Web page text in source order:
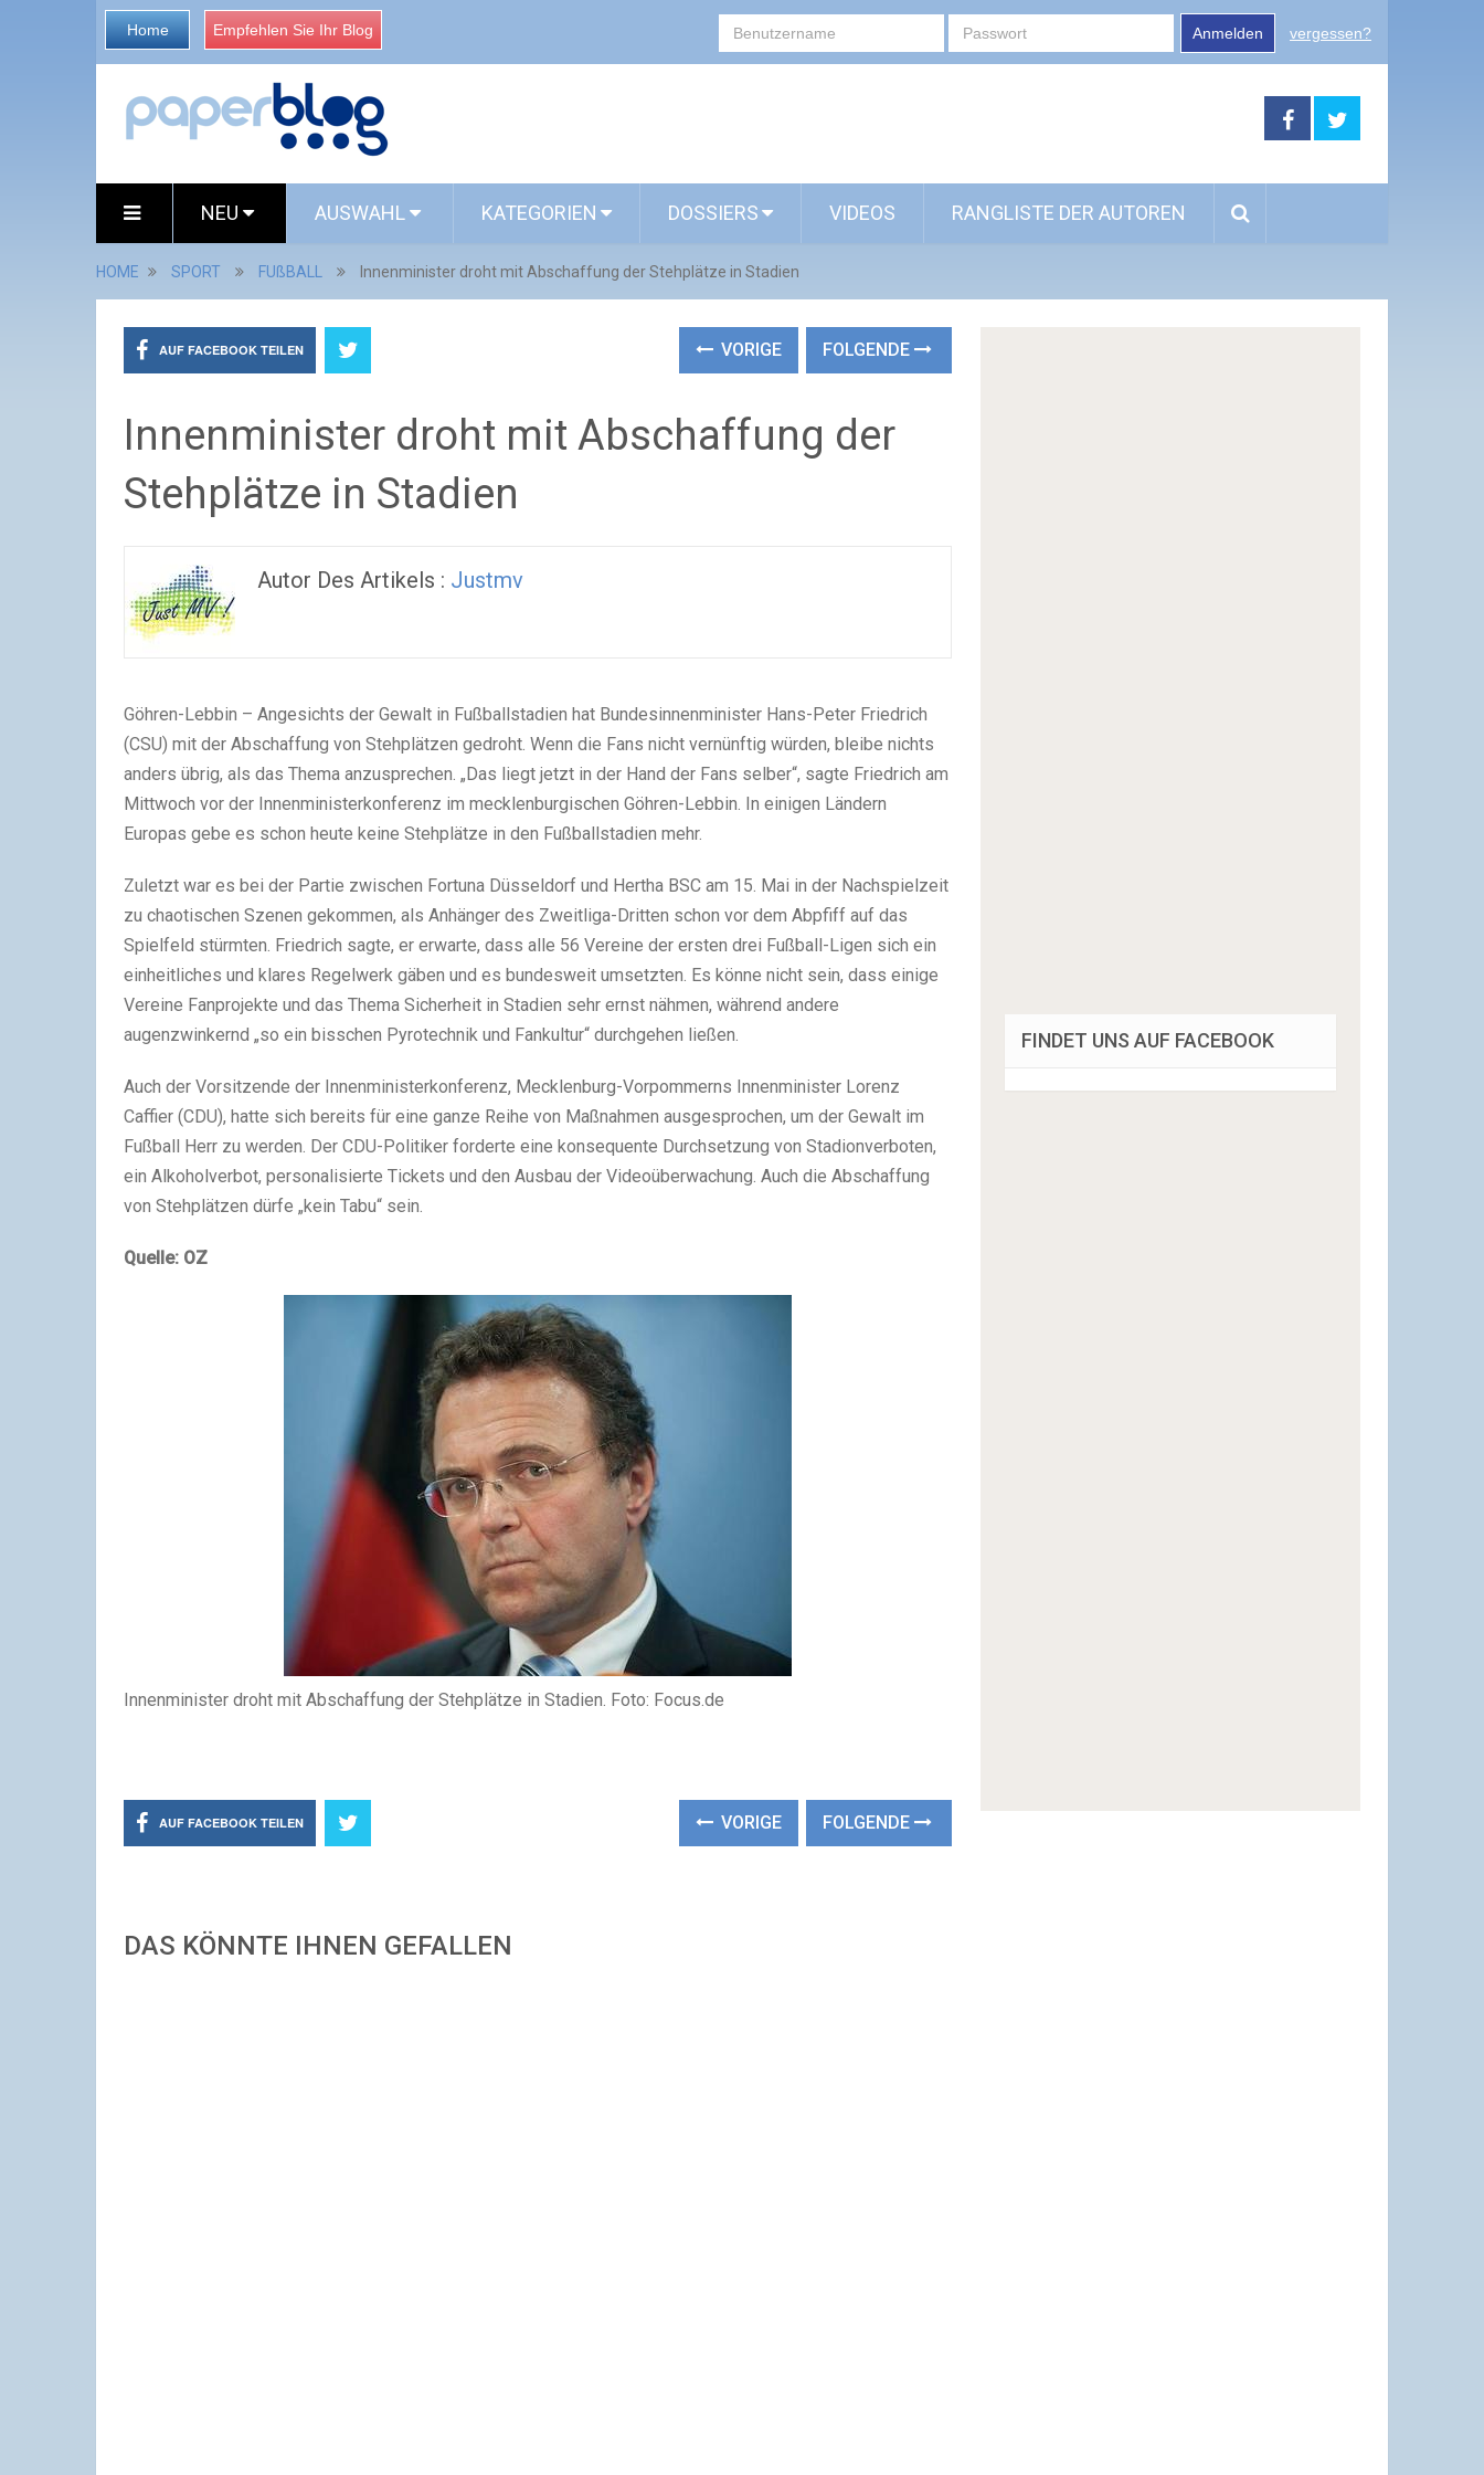
Home Empfehlen Sie Ihr Blog Anmelden vergessen?
NEU AUSWAHL KATEGORIEN DOSSIERS VIDEOS RANGLISTE DER AUTOREN
HOME SPORT FUßBALL Innenminister droht mit Abschaffung der Stehplätze in Stadien
AUF FACEBOOK TEILEN VORIGE FOLGENDE
Innenminister droht mit Abschaffung der
Stehplätze in Stadien
Autor Des Artikels : Justmv
Göhren-Lebbin – Angesichts der Gewalt in Fußballstadien hat Bundesinnenminister Hans-Peter Friedrich
(CSU) mit der Abschaffung von Stehplätzen gedroht. Wenn die Fans nicht vernünftig würden, bleibe nichts
anders übrig, als das Thema anzusprechen. „Das liegt jetzt in der Hand der Fans selber“, sagte Friedrich am
Mittwoch vor der Innenministerkonferenz im mecklenburgischen Göhren-Lebbin. In einigen Ländern
Europas gebe es schon heute keine Stehplätze in den Fußballstadien mehr.
Zuletzt war es bei der Partie zwischen Fortuna Düsseldorf und Hertha BSC am 15. Mai in der Nachspielzeit
zu chaotischen Szenen gekommen, als Anhänger des Zweitliga-Dritten schon vor dem Abpfiff auf das
Spielfeld stürmten. Friedrich sagte, er erwarte, dass alle 56 Vereine der ersten drei Fußball-Ligen sich ein
einheitliches und klares Regelwerk gäben und es bundesweit umsetzten. Es könne nicht sein, dass einige
Vereine Fanprojekte und das Thema Sicherheit in Stadien sehr ernst nähmen, während andere
augenzwinkernd „so ein bisschen Pyrotechnik und Fankultur“ durchgehen ließen.
Auch der Vorsitzende der Innenministerkonferenz, Mecklenburg-Vorpommerns Innenminister Lorenz
Caffier (CDU), hatte sich bereits für eine ganze Reihe von Maßnahmen ausgesprochen, um der Gewalt im
Fußball Herr zu werden. Der CDU-Politiker forderte eine konsequente Durchsetzung von Stadionverboten,
ein Alkoholverbot, personalisierte Tickets und den Ausbau der Videoüberwachung. Auch die Abschaffung
von Stehplätzen dürfe „kein Tabu“ sein.
Quelle: OZ
Innenminister droht mit Abschaffung der Stehplätze in Stadien. Foto: Focus.de
AUF FACEBOOK TEILEN VORIGE FOLGENDE
DAS KÖNNTE IHNEN GEFALLEN
FINDET UNS AUF FACEBOOK